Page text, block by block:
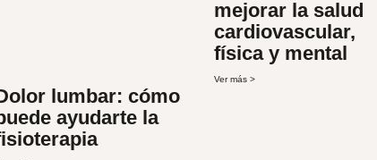
lumbar: cómo
ayudarte la
mejorar la salud
cardiovascular,
física y mental
Ver más >